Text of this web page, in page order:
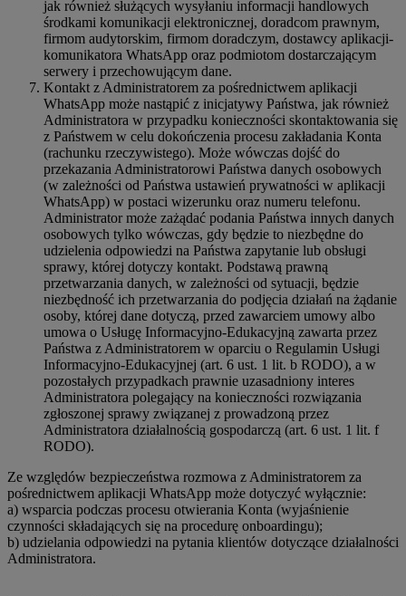
jak również służących wysyłaniu informacji handlowych
środkami komunikacji elektronicznej, doradcom prawnym,
firmom audytorskim, firmom doradczym, dostawcy aplikacji-
komunikatora WhatsApp oraz podmiotom dostarczającym
serwery i przechowującym dane.
Kontakt z Administratorem za pośrednictwem aplikacji
WhatsApp może nastąpić z inicjatywy Państwa, jak również
Administratora w przypadku konieczności skontaktowania się
z Państwem w celu dokończenia procesu zakładania Konta
(rachunku rzeczywistego). Może wówczas dojść do
przekazania Administratorowi Państwa danych osobowych
(w zależności od Państwa ustawień prywatności w aplikacji
WhatsApp) w postaci wizerunku oraz numeru telefonu.
Administrator może zażądać podania Państwa innych danych
osobowych tylko wówczas, gdy będzie to niezbędne do
udzielenia odpowiedzi na Państwa zapytanie lub obsługi
sprawy, której dotyczy kontakt. Podstawą prawną
przetwarzania danych, w zależności od sytuacji, będzie
niezbędność ich przetwarzania do podjęcia działań na żądanie
osoby, której dane dotyczą, przed zawarciem umowy albo
umowa o Usługę Informacyjno-Edukacyjną zawarta przez
Państwa z Administratorem w oparciu o Regulamin Usługi
Informacyjno-Edukacyjnej (art. 6 ust. 1 lit. b RODO), a w
pozostałych przypadkach prawnie uzasadniony interes
Administratora polegający na konieczności rozwiązania
zgłoszonej sprawy związanej z prowadzoną przez
Administratora działalnością gospodarczą (art. 6 ust. 1 lit. f
RODO).
Ze względów bezpieczeństwa rozmowa z Administratorem za
pośrednictwem aplikacji WhatsApp może dotyczyć wyłącznie:
a) wsparcia podczas procesu otwierania Konta (wyjaśnienie
czynności składających się na procedurę onboardingu);
b) udzielania odpowiedzi na pytania klientów dotyczące działalności
Administratora.